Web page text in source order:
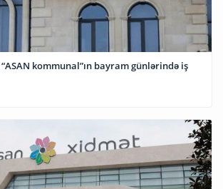
“ASAN kommunal”ın bayram günlərində iş